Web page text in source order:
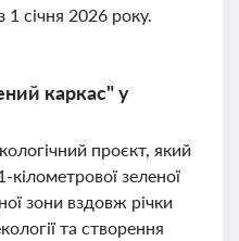
1 січня 2026 року.
каркас" у
проєкт, який
зеленої
зони вздовж річки
та створення